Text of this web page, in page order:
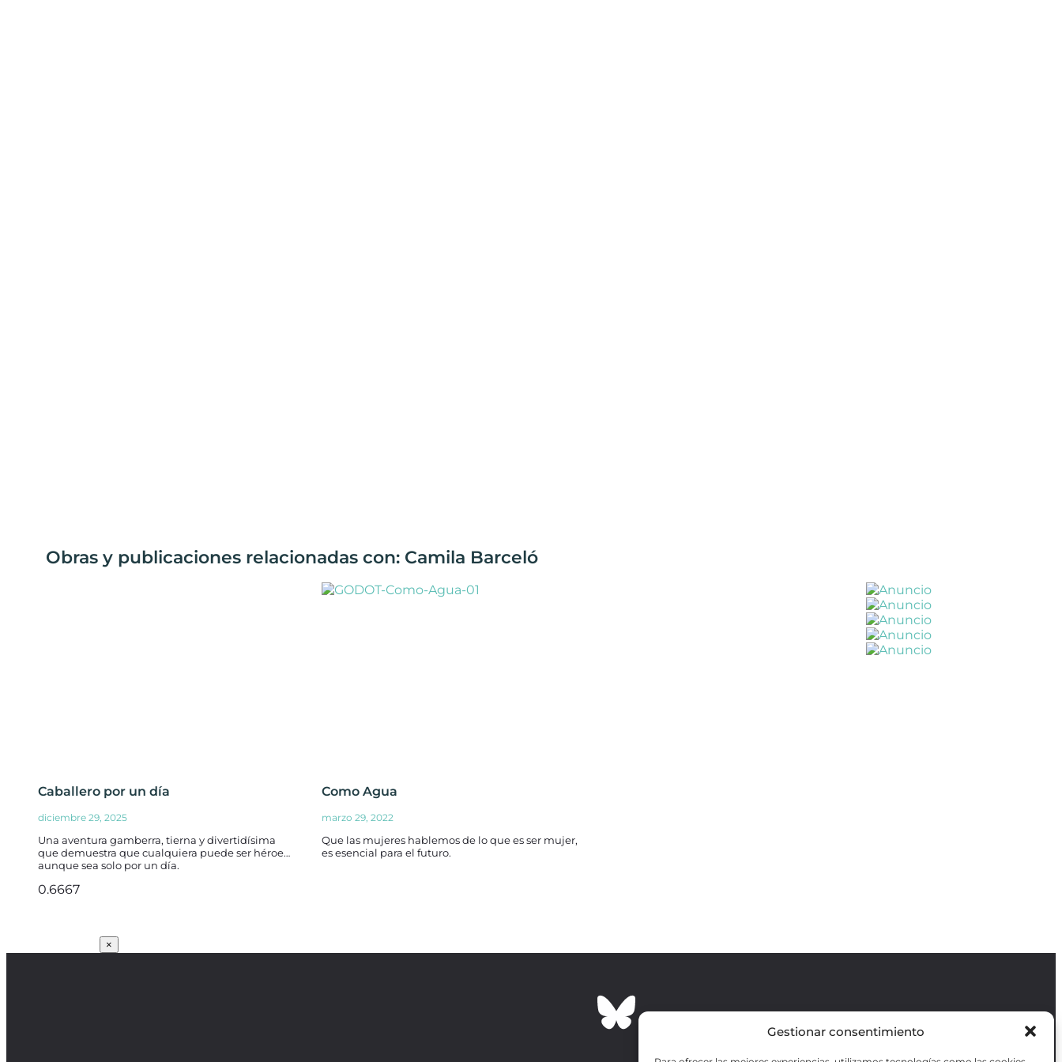
Gestionar consentimiento
Obras y publicaciones relacionadas con: Camila Barceló
Caballero por un día
diciembre 29, 2025
Una aventura gamberra, tierna y divertidísima
que demuestra que cualquiera puede ser héroe…
aunque sea solo por un día.
Como Agua
marzo 29, 2022
Que las mujeres hablemos de lo que es ser mujer,
es esencial para el futuro.
×
Revista GODOT
es una revista